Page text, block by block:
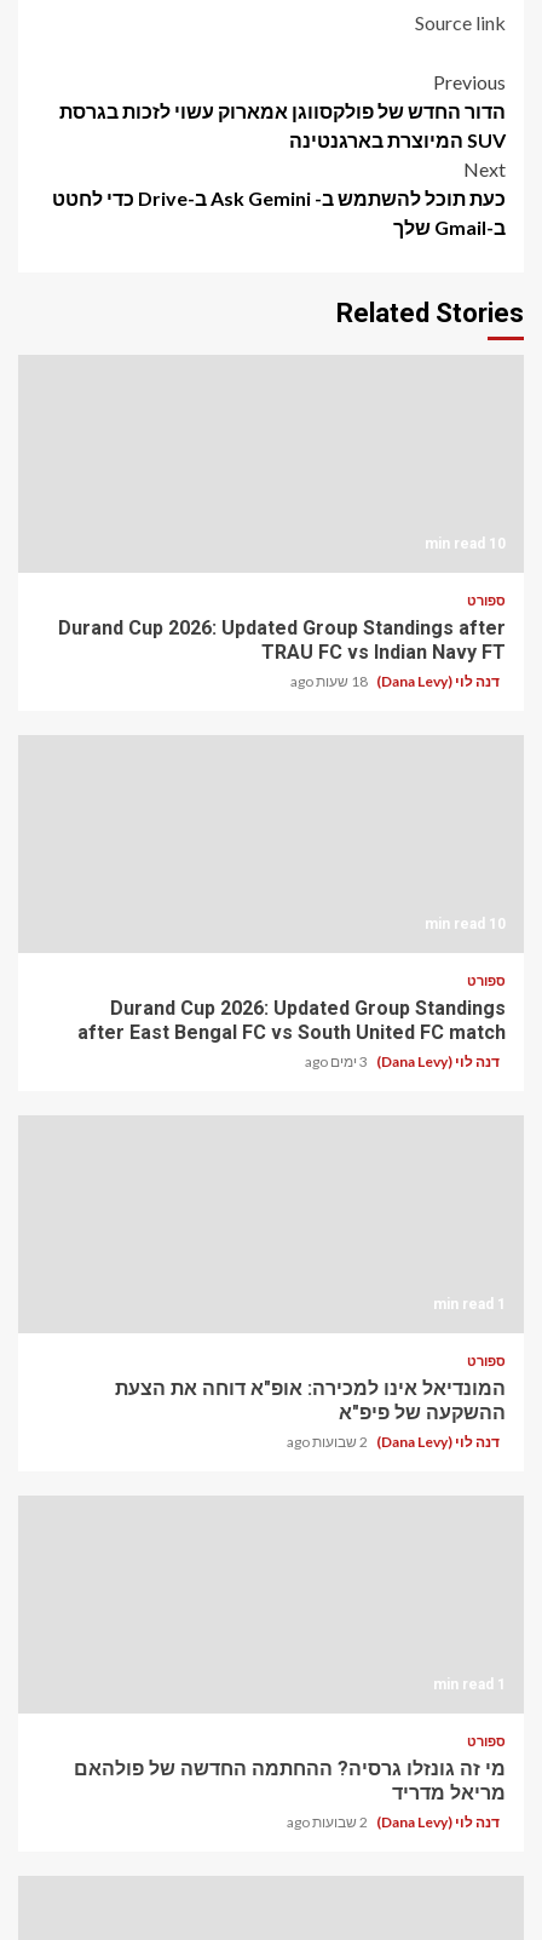
Source link
Post
navigation
Previous
הדור החדש של פולקסווגן אמארוק עשוי לזכות בגרסת
SUV המיוצרת בארגנטינה
Next
כעת תוכל להשתמש ב- Ask Gemini ב-Drive כדי לחטט
ב-Gmail שלך
Related Stories
10 min read
ספורט
Durand Cup 2026: Updated Group Standings after
TRAU FC vs Indian Navy FT
דנה לוי (Dana Levy) 18 שעות ago
10 min read
ספורט
Durand Cup 2026: Updated Group Standings
after East Bengal FC vs South United FC match
דנה לוי (Dana Levy) 3 ימים ago
1 min read
ספורט
המונדיאל אינו למכירה: אופ"א דוחה את הצעת
ההשקעה של פיפ"א
דנה לוי (Dana Levy) 2 שבועות ago
1 min read
ספורט
מי זה גונזלו גרסיה? ההחתמה החדשה של פולהאם
מריאל מדריד
דנה לוי (Dana Levy) 2 שבועות ago